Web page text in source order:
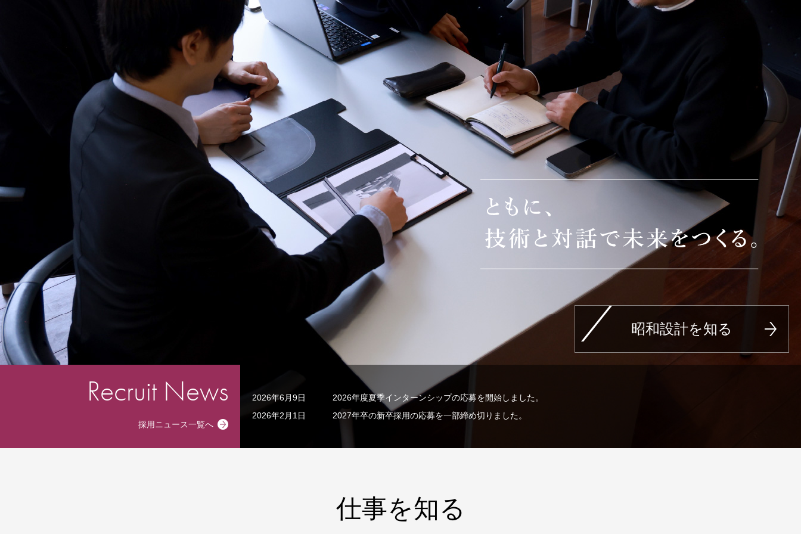
昭和設計を知る
Recruit News
採用ニュース一覧へ
2026年6月9日
2026年度夏季インターンシップの応募を開始しました。
2026年2月1日
2027年卒の新卒採用の応募を一部締め切りました。
仕事を知る